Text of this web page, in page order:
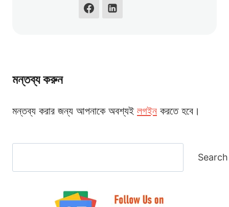
মন্তব্য করুন
মন্তব্য করার জন্য আপনাকে অবশ্যই লগইন করতে হবে।
Search